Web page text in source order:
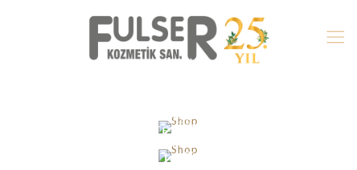
ARMANI
Fall
Winter ‘13/14
SALE
Prices cut
Up to 70%